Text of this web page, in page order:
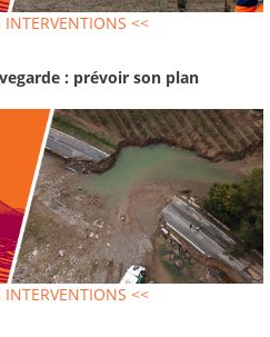
INTERVENTIONS <<
: prévoir son plan
INTERVENTIONS <<